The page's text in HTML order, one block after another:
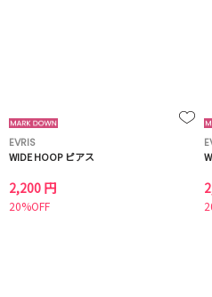
EVRIS
WIDE HOOP ピアス
2,200 円
20%OFF